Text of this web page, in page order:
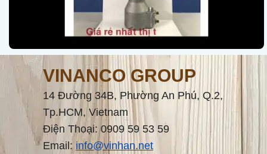
VINANCO GROUP
14 Đường 34B, Phường An Phú, Q.2,
Tp.HCM, Vietnam
Điện Thoại: 0909 59 53 59
Email: info@vinhan.net